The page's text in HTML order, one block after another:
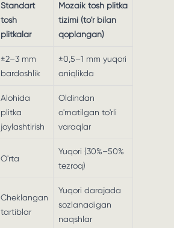
Standart
tosh
plitkalar
Mozaik tosh plitka
tizimi (to'r bilan
qoplangan)
±2–3 mm
bardoshlik
±0,5–1 mm yuqori
aniqlikda
Alohida
plitka
joylashtirish
Oldindan
o'rnatilgan to'rli
varaqlar
O'rta
Yuqori (30%–50%
tezroq)
Cheklangan
tartiblar
Yuqori darajada
sozlanadigan
naqshlar